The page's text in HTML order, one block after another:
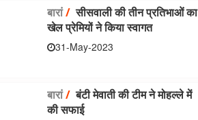
बारां/सीसवाली की तीन प्रतिभाओं का
खेल प्रेमियों ने किया स्वागत
31-May-2023
बारां/बंटी मेवाती की टीम ने मोहल्ले में
की सफाई